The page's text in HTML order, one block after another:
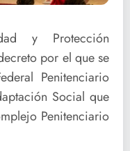
y Protección
por el que se
Penitenciario
Social que
Penitenciario